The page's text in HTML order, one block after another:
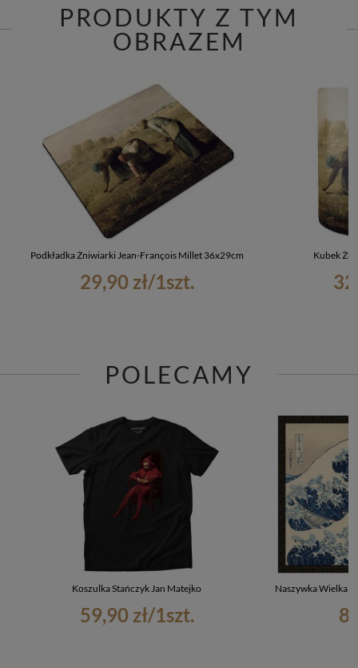
PRODUKTY Z TYM
OBRAZEM
Podkładka Żniwiarki Jean-François Millet 36x29cm
29,90 zł/1szt.
Kubek
POLECAMY
Koszulka Stańczyk Jan Matejko
59,90 zł/1szt.
Naszywka Wielka